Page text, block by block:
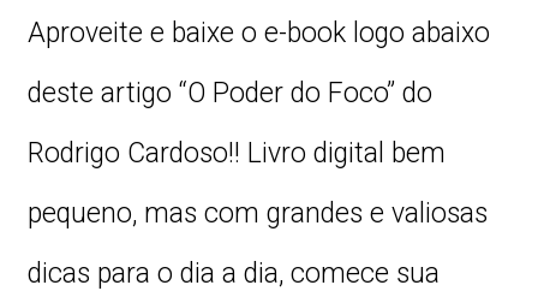
Aproveite e baixe o e-book logo abaixo
deste artigo “O Poder do Foco” do
Rodrigo Cardoso!! Livro digital bem
pequeno, mas com grandes e valiosas
dicas para o dia a dia, comece sua